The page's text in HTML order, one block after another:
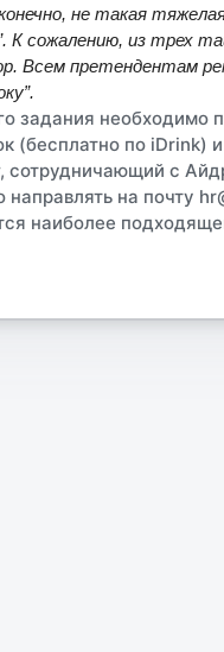
не такая
К сожалению, из трех
Всем претендентам
задания необходимо
(бесплатно по iDrink)
сотрудничающий с
на почту
наиболее